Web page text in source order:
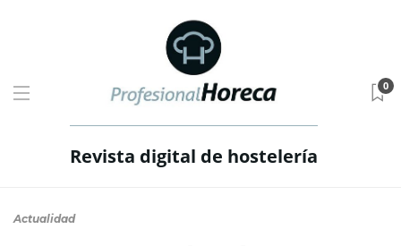
Revista digital de hostelería
0
Actualidad